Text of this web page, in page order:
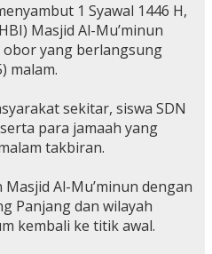
1 Syawal 1446 H,
Masjid Al-Mu’minun
obor yang berlangsung
malam.
sekitar, siswa SDN
para jamaah yang
takbiran.
Al-Mu’minun dengan
Panjang dan wilayah
kembali ke titik awal.